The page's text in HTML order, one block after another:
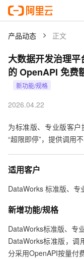
产品动态 正文
大数据开发治理
的 OpenAPI 免费
新功能/规格
2026.04.22
为标准版、专业版客
“超限即停”，提供调用
适用客户
DataWorks 标准版、专
新增功能/规格
DataWorks标准版、专
DataWorks标准版，调
分采用OpenAPI按量付